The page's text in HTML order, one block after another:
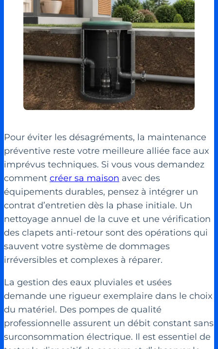
Pour éviter les désagréments, la maintenance
préventive reste votre meilleure alliée face aux
imprévus techniques. Si vous vous demandez
comment créer sa maison avec des
équipements durables, pensez à intégrer un
contrat d’entretien dès la phase initiale. Un
nettoyage annuel de la cuve et une vérification
des clapets anti-retour sont des opérations qui
sauvent votre système de dommages
irréversibles et complexes à réparer.
La gestion des eaux pluviales et usées
demande une rigueur exemplaire dans le choix
du matériel. Des pompes de qualité
professionnelle assurent un débit constant sans
surconsommation électrique. Il est essentiel de